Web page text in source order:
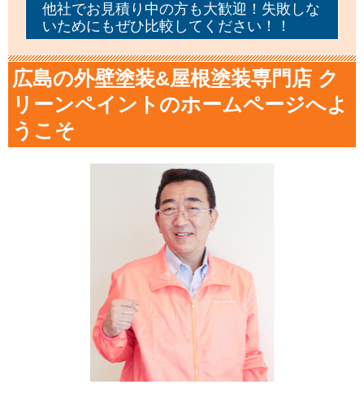
他社でお見積り中の方も大歓迎！失敗しな
いためにもぜひ比較してください！！
広島の外壁塗装&屋根塗装専門店 ク
リーンペイントのホームページへよ
うこそ